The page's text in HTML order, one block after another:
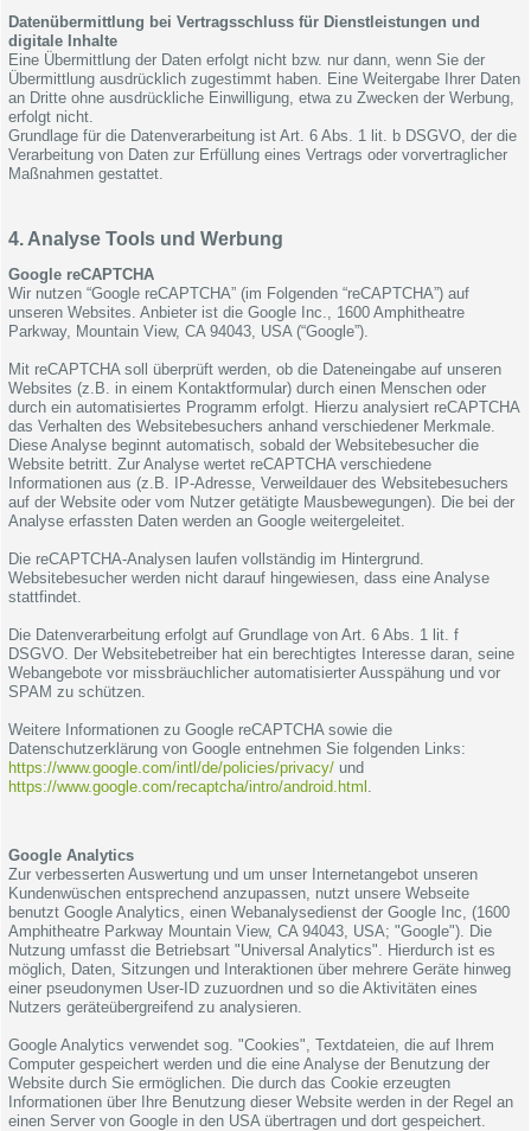
Datenübermittlung bei Vertragsschluss für Dienstleistungen und
digitale Inhalte
Eine Übermittlung der Daten erfolgt nicht bzw. nur dann, wenn Sie der
Übermittlung ausdrücklich zugestimmt haben. Eine Weitergabe Ihrer Daten
an Dritte ohne ausdrückliche Einwilligung, etwa zu Zwecken der Werbung,
erfolgt nicht.
Grundlage für die Datenverarbeitung ist Art. 6 Abs. 1 lit. b DSGVO, der die
Verarbeitung von Daten zur Erfüllung eines Vertrags oder vorvertraglicher
Maßnahmen gestattet.
4. Analyse Tools und Werbung
Google reCAPTCHA
Wir nutzen “Google reCAPTCHA” (im Folgenden “reCAPTCHA”) auf
unseren Websites. Anbieter ist die Google Inc., 1600 Amphitheatre
Parkway, Mountain View, CA 94043, USA (“Google”).
Mit reCAPTCHA soll überprüft werden, ob die Dateneingabe auf unseren
Websites (z.B. in einem Kontaktformular) durch einen Menschen oder
durch ein automatisiertes Programm erfolgt. Hierzu analysiert reCAPTCHA
das Verhalten des Websitebesuchers anhand verschiedener Merkmale.
Diese Analyse beginnt automatisch, sobald der Websitebesucher die
Website betritt. Zur Analyse wertet reCAPTCHA verschiedene
Informationen aus (z.B. IP-Adresse, Verweildauer des Websitebesuchers
auf der Website oder vom Nutzer getätigte Mausbewegungen). Die bei der
Analyse erfassten Daten werden an Google weitergeleitet.
Die reCAPTCHA-Analysen laufen vollständig im Hintergrund.
Websitebesucher werden nicht darauf hingewiesen, dass eine Analyse
stattfindet.
Die Datenverarbeitung erfolgt auf Grundlage von Art. 6 Abs. 1 lit. f
DSGVO. Der Websitebetreiber hat ein berechtigtes Interesse daran, seine
Webangebote vor missbräuchlicher automatisierter Ausspähung und vor
SPAM zu schützen.
Weitere Informationen zu Google reCAPTCHA sowie die
Datenschutzerklärung von Google entnehmen Sie folgenden Links:
https://www.google.com/intl/de/policies/privacy/ und
https://www.google.com/recaptcha/intro/android.html
Google Analytics
Zur verbesserten Auswertung und um unser Internetangebot unseren
Kundenwüschen entsprechend anzupassen, nutzt unsere Webseite
benutzt Google Analytics, einen Webanalysedienst der Google Inc, (1600
Amphitheatre Parkway Mountain View, CA 94043, USA; "Google"). Die
Nutzung umfasst die Betriebsart "Universal Analytics". Hierdurch ist es
möglich, Daten, Sitzungen und Interaktionen über mehrere Geräte hinweg
einer pseudonymen User-ID zuzuordnen und so die Aktivitäten eines
Nutzers geräteübergreifend zu analysieren.
Google Analytics verwendet sog. "Cookies", Textdateien, die auf Ihrem
Computer gespeichert werden und die eine Analyse der Benutzung der
Website durch Sie ermöglichen. Die durch das Cookie erzeugten
Informationen über Ihre Benutzung dieser Website werden in der Regel an
einen Server von Google in den USA übertragen und dort gespeichert.